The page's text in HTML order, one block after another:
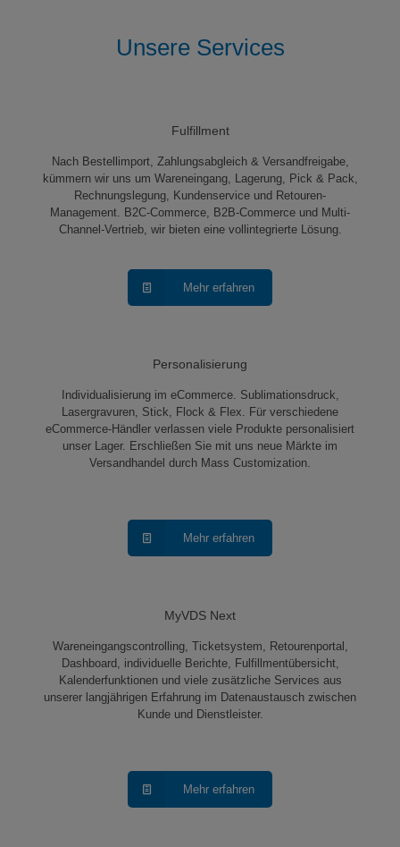
Unsere Services
Fulfillment
Nach Bestellimport, Zahlungsabgleich & Versandfreigabe,
kümmern wir uns um Wareneingang, Lagerung, Pick & Pack,
Rechnungslegung, Kundenservice und Retouren-
Management. B2C-Commerce, B2B-Commerce und Multi-
Channel-Vertrieb, wir bieten eine vollintegrierte Lösung.
Mehr erfahren
Personalisierung
Individualisierung im eCommerce. Sublimationsdruck,
Lasergravuren, Stick, Flock & Flex. Für verschiedene
eCommerce-Händler verlassen viele Produkte personalisiert
unser Lager. Erschließen Sie mit uns neue Märkte im
Versandhandel durch Mass Customization.
Mehr erfahren
MyVDS Next
Wareneingangscontrolling, Ticketsystem, Retourenportal,
Dashboard, individuelle Berichte, Fulfillmentübersicht,
Kalenderfunktionen und viele zusätzliche Services aus
unserer langjährigen Erfahrung im Datenaustausch zwischen
Kunde und Dienstleister.
Mehr erfahren